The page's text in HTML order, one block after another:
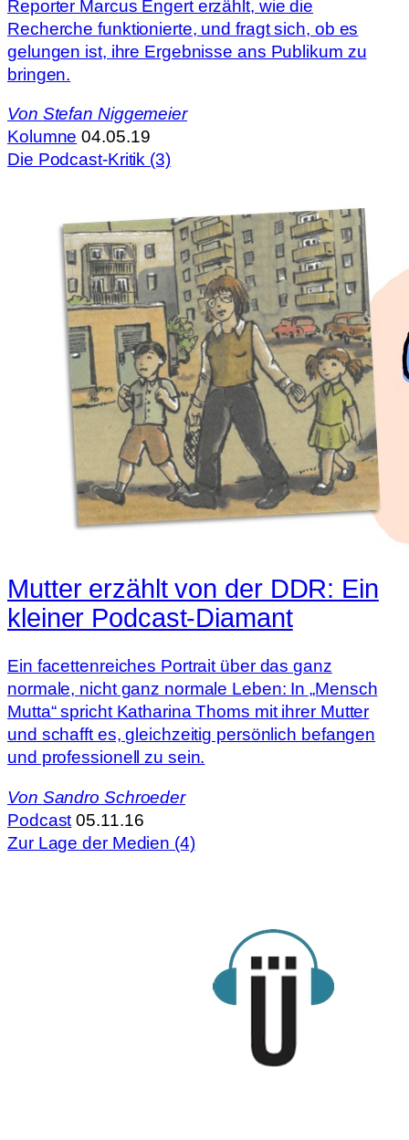
Reporter Marcus Engert erzählt, wie die
Recherche funktionierte, und fragt sich, ob es
gelungen ist, ihre Ergebnisse ans Publikum zu
bringen.
Von Stefan Niggemeier
Kolumne 04.05.19
Die Podcast-Kritik (3)
Mutter erzählt von der DDR: Ein
kleiner Podcast-Diamant
Ein facettenreiches Portrait über das ganz
normale, nicht ganz normale Leben: In „Mensch
Mutta“ spricht Katharina Thoms mit ihrer Mutter
und schafft es, gleichzeitig persönlich befangen
und professionell zu sein.
Von Sandro Schroeder
Podcast 05.11.16
Zur Lage der Medien (4)